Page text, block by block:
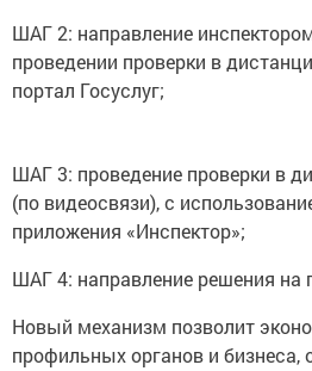
ШАГ 2: направление
проведении проверки в
портал Госуслуг;
ШАГ 3: проведение проверки в
(по видеосвязи), с
приложения «Инспектор»;
ШАГ 4: направление решения на
Новый механизм позволит
профильных органов и бизнеса,